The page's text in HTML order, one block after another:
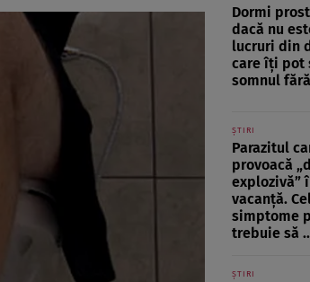
Dormi
dacă nu
lucruri din
care îți pot
somnul
ȘTIRI
Parazitul
provoacă
explozivă”
vacanță.
simptome
trebuie să
ȘTIRI